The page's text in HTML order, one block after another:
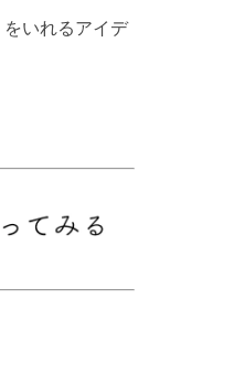
いれるアイデ